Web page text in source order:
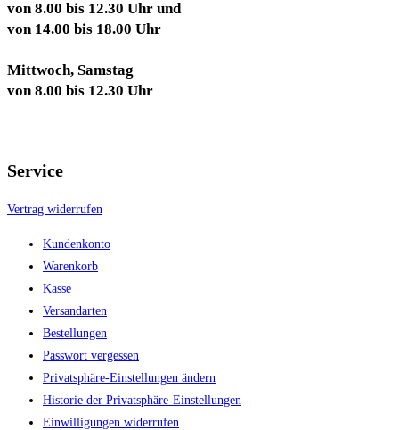
von 8.00 bis 12.30 Uhr und
von 14.00 bis 18.00 Uhr
Mittwoch, Samstag
von 8.00 bis 12.30 Uhr
Service
Vertrag widerrufen
Kundenkonto
Warenkorb
Kasse
Versandarten
Bestellungen
Passwort vergessen
Privatsphäre-Einstellungen ändern
Historie der Privatsphäre-Einstellungen
Einwilligungen widerrufen